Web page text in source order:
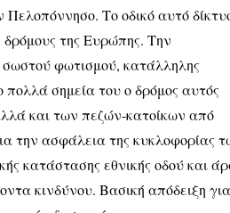
Το οδικό αυτό
δρόμους της Ευρώπης. Την
φωτισμού, κατάλληλης
σημεία του ο δρόμος αυτός
και των πεζών-κατοίκων από
την ασφάλεια της κυκλοφορίας
κατάστασης εθνικής οδού και
κινδύνου. Βασική απόδειξη για